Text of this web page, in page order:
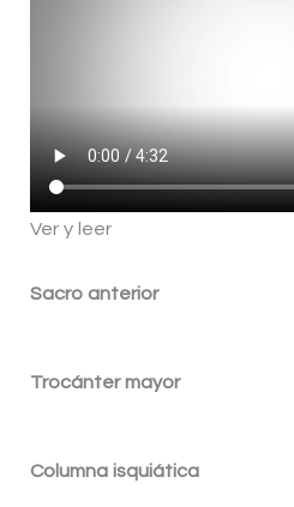
Ver y leer
Sacro anterior
Trocánter mayor
Columna isquiática